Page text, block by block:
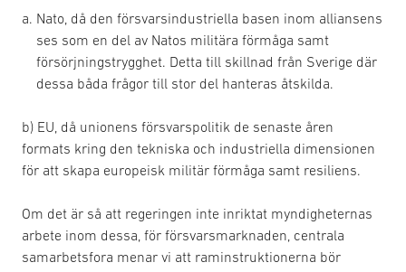
Nato, då den försvarsindustriella basen inom alliansens
ses som en del av Natos militära förmåga samt
försörjningstrygghet. Detta till skillnad från Sverige där
dessa båda frågor till stor del hanteras åtskilda.
b) EU, då unionens försvarspolitik de senaste åren
formats kring den tekniska och industriella dimensionen
för att skapa europeisk militär förmåga samt resiliens.
Om det är så att regeringen inte inriktat myndigheternas
arbete inom dessa, för försvarsmarknaden, centrala
samarbetsfora menar vi att raminstruktionerna bör